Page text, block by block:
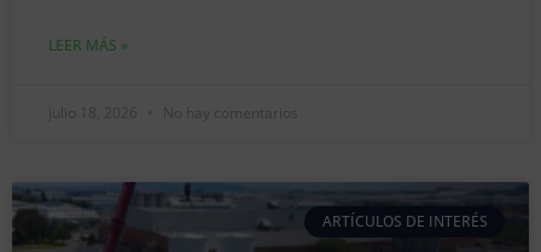
LEER MÁS »
julio 18, 2026 No hay comentarios
ARTÍCULOS DE INTERÉS